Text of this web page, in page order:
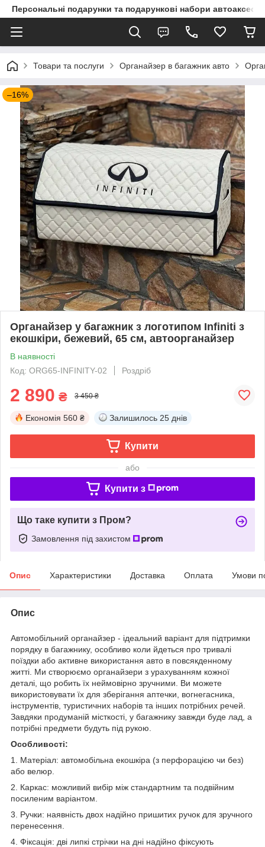
Персональні подарунки та подарункові набори
Товари та послуги Органайзер в багажник авто
–16%
Органайзер у багажник з логотипом Infiniti з
екошкіри, бежевий, 65 см, автоорганайзер
В наявності
Код: ORG65-INFINITY-02
Роздріб
2 890 ₴ 3 450 ₴
Економія 560 ₴ Залишилось 25 днів
Купити
або
Купити з
Що таке купити з Пром?
Замовлення під захистом
Опис Характеристики Доставка Оплата Умови
Опис
Автомобільний органайзер - ідеальний варіант для підтримки
порядку в багажнику, особливо коли йдеться про тривалі
поїздки або активне використання авто в повсякденному
житті. Ми створюємо органайзери з урахуванням кожної
деталі, що робить їх неймовірно зручними. Ви можете
використовувати їх для зберігання аптечки, вогнегасника,
інструментів, туристичних наборів та інших потрібних речей.
Завдяки продуманій місткості, у багажнику завжди буде лад, а
потрібні предмети будуть під рукою.
Особливості:
1. Матеріал: автомобільна екошкіра (з перфорацією чи без)
або велюр.
2. Каркас: можливий вибір між стандартним та подвійним
посиленим варіантом.
3. Ручки: наявність двох надійно пришитих ручок для зручного
перенесення.
4. Фіксація: дві липкі стрічки на дні надійно фіксують